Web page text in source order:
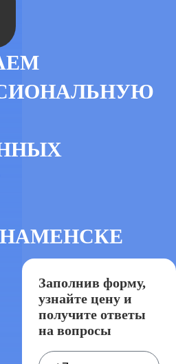
Заполнив форму,
узнайте цену и
получите ответы
на вопросы